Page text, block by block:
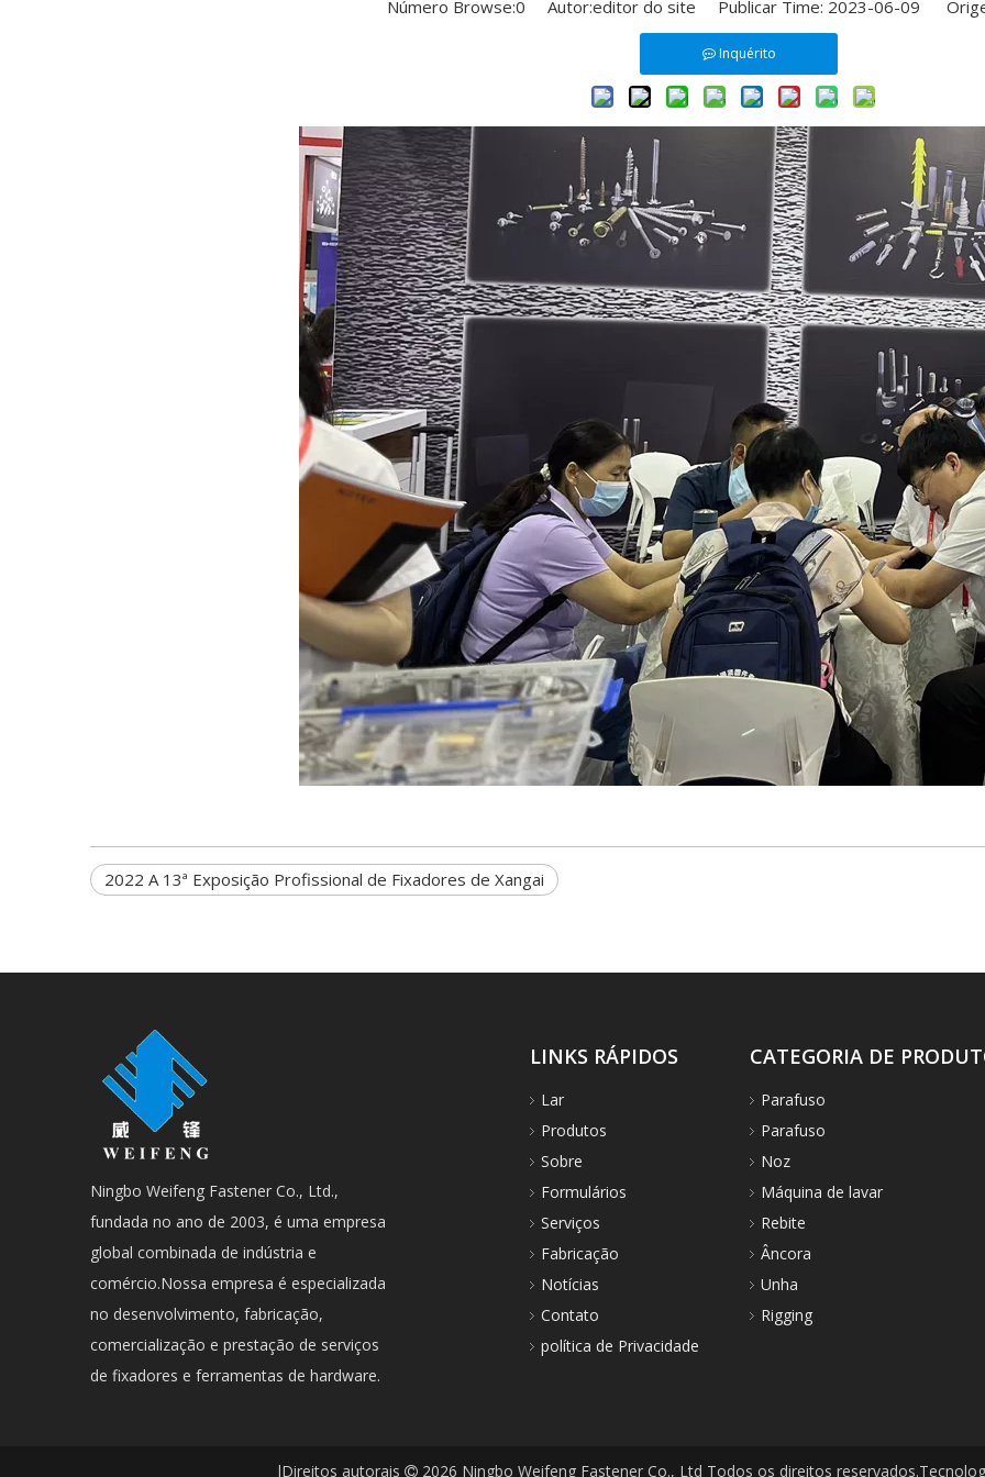
Número Browse:0 Autor:editor do site Publicar Time: 2023-06-09
Inquérito
2022 A 13ª Exposição Profissional de Fixadores de Xangai
Ningbo Weifeng Fastener Co., Ltd.,
fundada no ano de 2003, é uma empresa
global combinada de indústria e
comércio.Nossa empresa é especializada
no desenvolvimento, fabricação,
comercialização e prestação de serviços
de fixadores e ferramentas de hardware.
LINKS RÁPIDOS
Lar
Produtos
Sobre
Formulários
Serviços
Fabricação
Notícias
Contato
política de Privacidade
CATEGORIA DE
Parafuso
Parafuso
Noz
Máquina de lavar
Rebite
Âncora
Unha
Rigging
lDireitos autorais  2026 Ningbo Weifeng Fastener Co., Ltd Todos os direitos